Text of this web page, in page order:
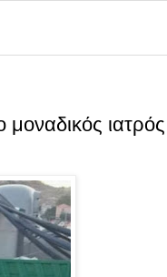
ιατρός